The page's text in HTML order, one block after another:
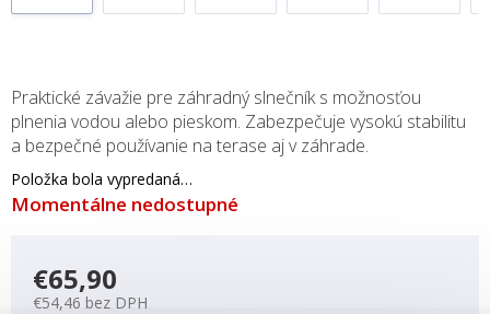
Momentálne nedostupné
Položka bola vypredaná…
Praktické závažie pre záhradný slnečník s možnosťou
plnenia vodou alebo pieskom. Zabezpečuje vysokú stabilitu
a bezpečné používanie na terase aj v záhrade.
€65,90
€54,46 bez DPH